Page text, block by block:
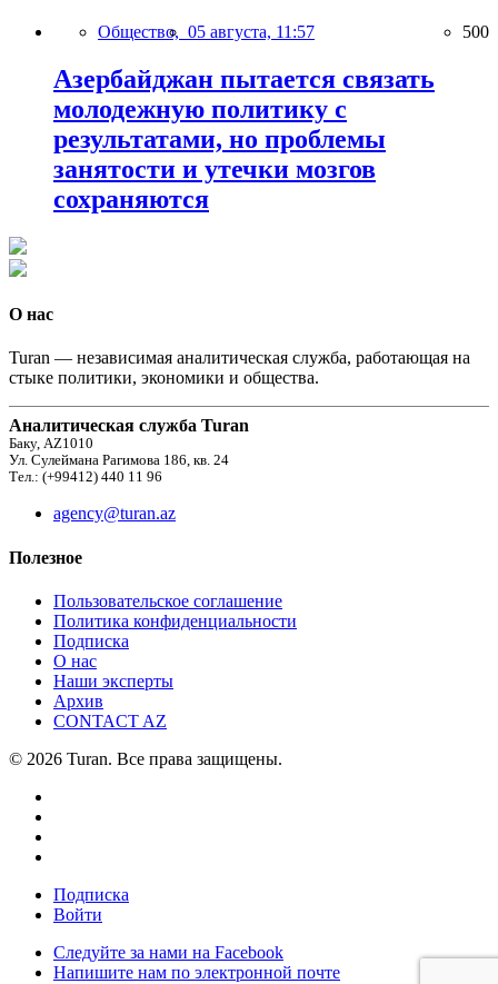
Общество, 05 августа, 11:57 500
Азербайджан пытается связать
молодежную политику с
результатами, но проблемы
занятости и утечки мозгов
сохраняются
О нас
Turan — независимая аналитическая служба, работающая на
стыке политики, экономики и общества.
Аналитическая служба Turan
Баку, AZ1010
Ул. Сулеймана Рагимова 186, кв. 24
Тел.: (+99412) 440 11 96
agency@turan.az
Полезное
Пользовательское соглашение
Политика конфиденциальности
Подписка
О нас
Наши эксперты
Архив
CONTACT AZ
© 2026 Turan. Все права защищены.
Подписка
Войти
Следуйте за нами на Facebook
Напишите нам по электронной почте